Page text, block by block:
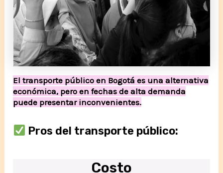
El transporte público en Bogotá es una alternativa
económica, pero en fechas de alta demanda
puede presentar inconvenientes.
Pros del transporte público:
Costo